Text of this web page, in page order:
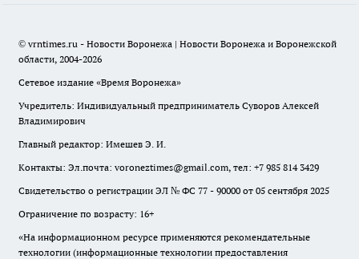
© vrntimes.ru - Новости Воронежа | Новости Воронежа и Воронежской
области, 2004-2026
Сетевое издание «Время Воронежа»
Учредитель: Индивидуальный предприниматель Суворов Алексей
Владимирович
Главный редактор: Имешев Э. И.
Контакты: Эл.почта: voroneztimes@gmail.com, тел: +7 985 814 3429
Свидетельство о регистрации ЭЛ № ФС 77 - 90000 от 05 сентября 2025
Ограничение по возрасту: 16+
«На информационном ресурсе применяются рекомендательные
технологии (информационные технологии предоставления